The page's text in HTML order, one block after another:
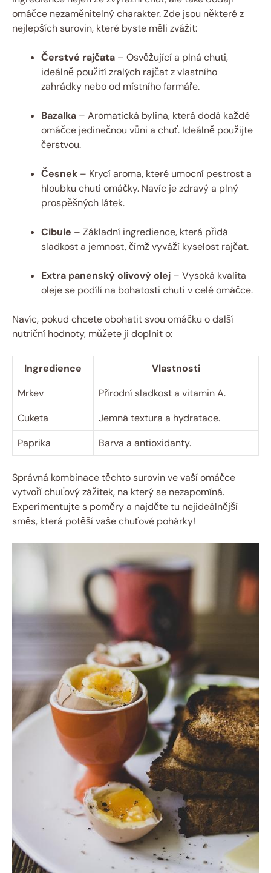
omáčce nezaměnitelný charakter. Zde jsou některé z
nejlepších surovin, které byste měli zvážit:
Čerstvé rajčata – Osvěžující a plná chuti,
ideálně použití zralých rajčat z vlastního
zahrádky nebo od místního farmáře.
Bazalka – Aromatická bylina, která dodá každé
omáčce jedinečnou vůni a chuť. Ideálně použijte
čerstvou.
Česnek – Krycí aroma, které umocní pestrost a
hloubku chuti omáčky. Navíc je zdravý a plný
prospěšných látek.
Cibule – Základní ingredience, která přidá
sladkost a jemnost, čímž vyváží kyselost rajčat.
Extra panenský olivový olej – Vysoká kvalita
oleje se podílí na bohatosti chuti v celé omáčce.
Navíc, pokud chcete obohatit svou omáčku o další
nutriční hodnoty, můžete ji doplnit o:
Ingredience
Vlastnosti
Mrkev
Přírodní sladkost a vitamin A.
Cuketa
Jemná textura a hydratace.
Paprika
Barva a antioxidanty.
Správná kombinace těchto surovin ve vaší omáčce
vytvoří chuťový zážitek, na který se nezapomíná.
Experimentujte s poměry a najděte tu nejideálnější
směs, která potěší vaše chuťové pohárky!